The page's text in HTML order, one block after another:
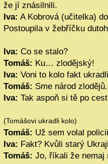
že jí znásilnili.
Iva: A Kobrová (učitelka)
Postoupila v žebříčku
Iva: Co se stalo?
Tomáš: Ku… zlodějský!
Iva: Voni to kolo fakt
Tomáš: Sme národ zlodějů.
Iva: Tak aspoň si tě po
(Tomášovi ukradli kolo)
Tomáš: Už sem volal
Iva: Fakt? Kvůli starý
Tomáš: Jo, říkali že nemaj